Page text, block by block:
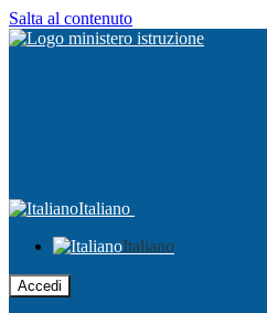
Salta al contenuto
Italiano
Italiano
Accedi